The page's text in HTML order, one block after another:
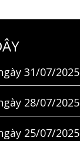
31/07/2025
28/07/2025
25/07/2025